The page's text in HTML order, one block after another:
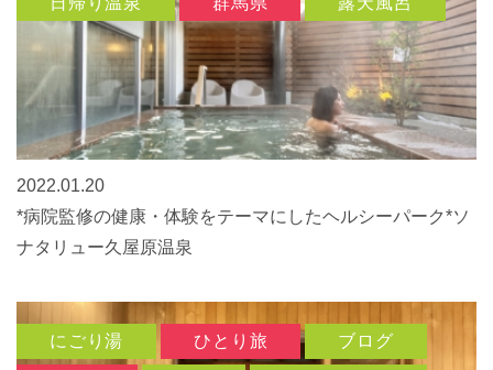
2022.01.20
*病院監修の健康・体験をテーマにしたヘルシーパーク*ソ
ナタリュー久屋原温泉
にごり湯 ひとり旅 ブログ